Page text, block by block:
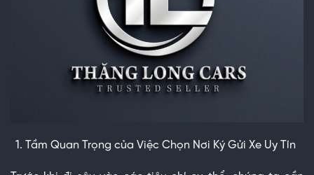
Tầm Quan Trọng của Việc Chọn Nơi Ký Gửi Xe Uy Tín